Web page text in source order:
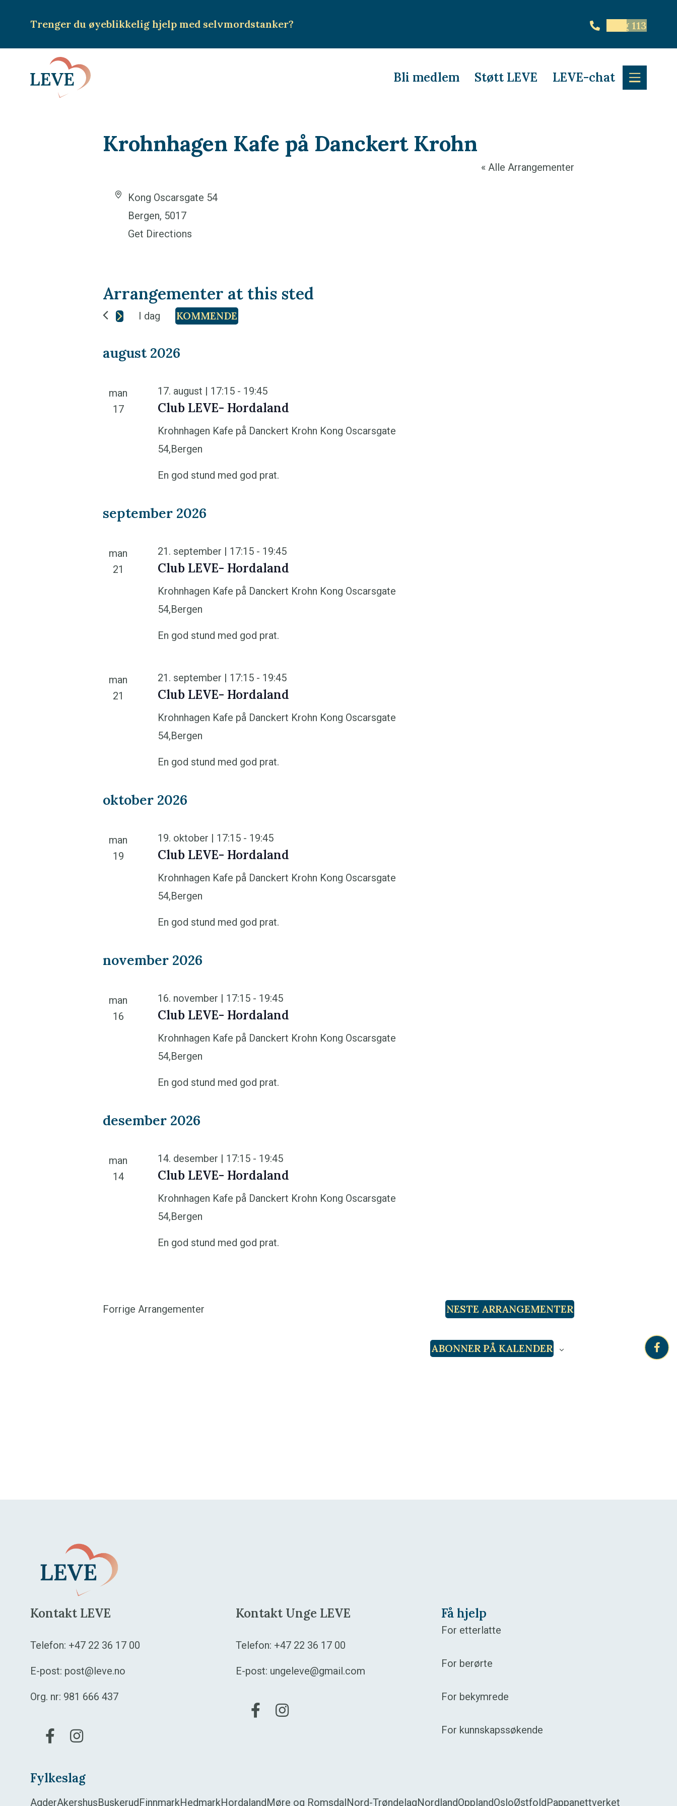
Trenger du øyeblikkelig hjelp med selvmordstanker? Ring 113
Bli medlem Støtt LEVE LEVE-chat
Krohnhagen Kafe på Danckert Krohn
« Alle Arrangementer
A
s
Kong Oscarsgate 54
Bergen, 5017
Get Directions
Arrangementer at this sted
I dag KOMMENDE
e
g
d
a
t
.
august 2026
man
17
Club LEVE- Hordaland
17. august | 17:15 - 19:45
Krohnhagen Kafe på Danckert Krohn Kong Oscarsgate
54,Bergen
En god stund med god prat.
september 2026
man
21
Club LEVE- Hordaland
21. september | 17:15 - 19:45
Krohnhagen Kafe på Danckert Krohn Kong Oscarsgate
54,Bergen
En god stund med god prat.
man
21
Club LEVE- Hordaland
21. september | 17:15 - 19:45
Krohnhagen Kafe på Danckert Krohn Kong Oscarsgate
54,Bergen
En god stund med god prat.
oktober 2026
man
19
Club LEVE- Hordaland
19. oktober | 17:15 - 19:45
Krohnhagen Kafe på Danckert Krohn Kong Oscarsgate
54,Bergen
En god stund med god prat.
november 2026
man
16
Club LEVE- Hordaland
16. november | 17:15 - 19:45
Krohnhagen Kafe på Danckert Krohn Kong Oscarsgate
54,Bergen
En god stund med god prat.
desember 2026
man
14
Club LEVE- Hordaland
14. desember | 17:15 - 19:45
Krohnhagen Kafe på Danckert Krohn Kong Oscarsgate
54,Bergen
En god stund med god prat.
Forrige Arrangementer NESTE ARRANGEMENTER
ABONNER PÅ KALENDER
Kontakt LEVE
Telefon: +47 22 36 17 00
E-post: post@leve.no
Org. nr: 981 666 437
Gå til vår Facebook
Gå til vår Instagram
Kontakt Unge LEVE
Telefon: +47 22 36 17 00
E-post: ungeleve@gmail.com
Gå til vår Facebook
Gå til vår Instagram
Få hjelp
For etterlatte
For berørte
For bekymrede
For kunnskapssøkende
Fylkeslag
AgderAkershusBuskerudFinnmarkHedmarkHordalandMøre og RomsdalNord-TrøndelagNordlandOpplandOsloØstfoldPappanettverket